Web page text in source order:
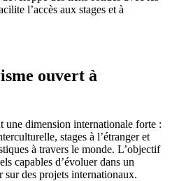
l’accès aux stages et à
ouvert à
une dimension internationale forte :
stages à l’étranger et
à travers le monde. L’objectif
capables d’évoluer dans un
des projets internationaux.